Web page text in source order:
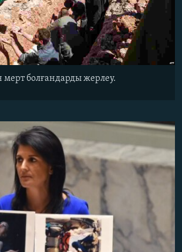
мерт болғандарды жерлеу.